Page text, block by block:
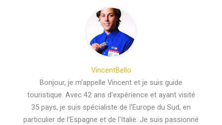
VincentBello
Bonjour, je m'appelle Vincent et je suis guide
touristique. Avec 42 ans d'expérience et ayant visité
35 pays, je suis spécialiste de l'Europe du Sud, en
particulier de l'Espagne et de l'Italie. Je suis passionné